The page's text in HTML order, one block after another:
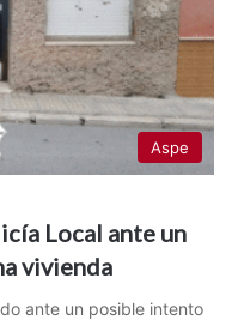
Aspe
Local ante un
vivienda
ante un posible intento